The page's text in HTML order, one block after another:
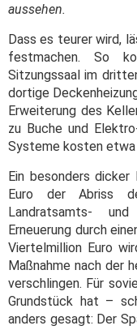
aussehen.
Dass es teurer wird,
festmachen. So
Sitzungssaal im
dortige
Erweiterung des
zu Buche und
Systeme kosten etwa
Ein besonders
Euro der Abriss
Landratsamts-
Erneuerung durch
Viertelmillion Euro
Maßnahme nach der
verschlingen. Für
Grundstück hat –
anders gesagt: Der